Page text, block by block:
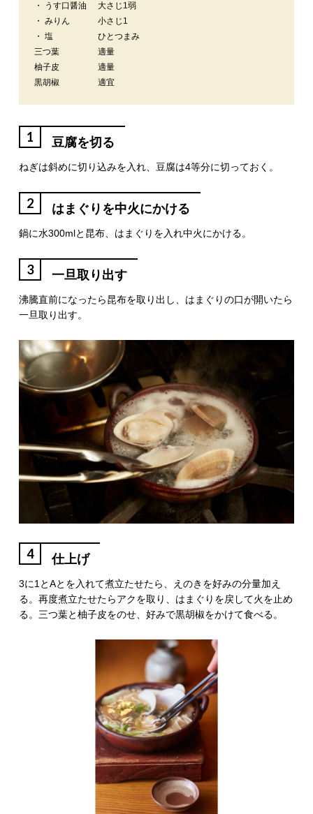
・ うす口醤油
大さじ1弱
・ みりん
小さじ1
・ 塩
ひとつまみ
三つ葉
適量
柚子皮
適量
黒胡椒
適宜
1 豆腐を切る
ねぎは斜めに切り込みを入れ、豆腐は4等分に切っておく。
2 はまぐりを中火にかける
鍋に水300mlと昆布、はまぐりを入れ中火にかける。
3 一旦取り出す
沸騰直前になったら昆布を取り出し、はまぐりの口が開いたら
一旦取り出す。
4 仕上げ
3に1とAとを入れて煮立たせたら、えのきを好みの分量加え
る。再度煮立たせたらアクを取り、はまぐりを戻して火を止め
る。三つ葉と柚子皮をのせ、好みで黒胡椒をかけて食べる。